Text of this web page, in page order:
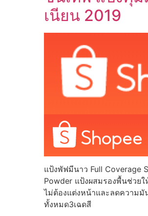
เนียน 2019
แป้งพัฟมีนาว Full Coverage
Powder แป้งผสมรองพื้นช่วยใ
ไม่ต้องแต่งหน้าและลดความ
ทั้งหมด3เฉดสี